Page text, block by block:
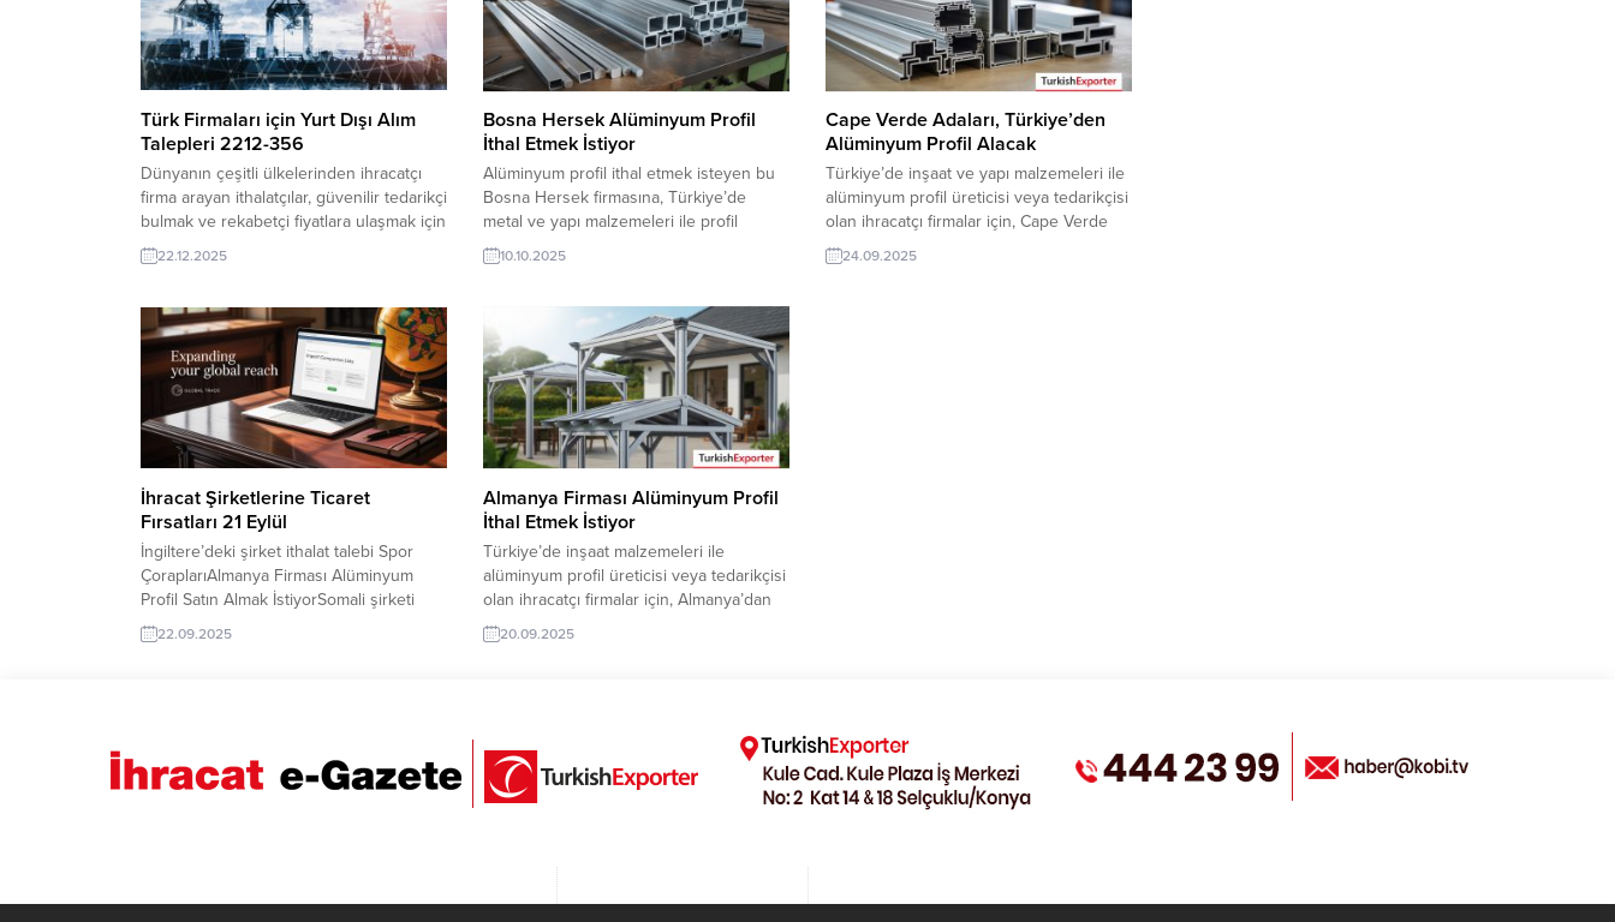
Giyim Ürünleri Talep...
ithalat...
Türkiye’den Mermer Teklifi Talep
EdiyorFransız Şirket, Silikon Mastik
Tedarikçisi...
Türk Firmaları için Yurt Dışı Alım
Talepleri 2212-356
Dünyanın çeşitli ülkelerinden ihracatçı
firma arayan ithalatçılar, güvenilir tedarikçi
bulmak ve rekabetçi fiyatlara ulaşmak için
TurkishExporter’ı tercih ediyor. Platform,
sektör bazlı alım taleplerini günlük olarak
hızlı ve doğru şekilde eşleştiriyor.
Aşağıda örnekleri inceleyiniz.Bugüne ait
tüm alım talepleri: Kolombiya Firması,
UHT Süt Pastörizatörü Almak
İstiyorİngiltere Firması,...
22.12.2025
Bosna Hersek Alüminyum Profil
İthal Etmek İstiyor
Alüminyum profil ithal etmek isteyen bu
Bosna Hersek firmasına, Türkiye’de
metal ve yapı malzemeleri ile profil
üreticisi veya tedarikçisi olan ihracatçı
firmalar teklif sunabilirler. Yeni bir ihracat
bilgilerine TurkishExporter VIP üyeleri ile
TE üyelik kredisi sahibi ihracat şirketleri
erişebilmektedir. ➤ Bu ithalat alım...
10.10.2025
Cape Verde Adaları, Türkiye’den
Alüminyum Profil Alacak
Türkiye’de inşaat ve yapı malzemeleri ile
alüminyum profil üreticisi veya tedarikçisi
olan ihracatçı firmalar için, Cape Verde
Adaları’ndan gelen alüminyum profil
ithalat talebi yeni bir ihracat pazarı fırsatı
24.09.2025
İhracat Şirketlerine Ticaret
Fırsatları 21 Eylül
İngiltere’deki şirket ithalat talebi Spor
ÇoraplarıAlmanya Firması Alüminyum
Profil Satın Almak İstiyorSomali şirketi
Yazıcı Kağıtları ithalat talebiGambiya
şirketi Sodyum Klorür ithalat talebiBAE
Eşyaları ithalat talebiAlmanya şirketi
Rafine Soya Yağı ithalat...
22.09.2025
Almanya Firması Alüminyum Profil
İthal Etmek İstiyor
Türkiye’de inşaat malzemeleri ile
alüminyum profil üreticisi veya tedarikçisi
olan ihracatçı firmalar için, Almanya’dan
gelen alüminyum profil ithalat talebi yeni
bir ihracat pazarı fırsatı sunuyor. Bu alım
ulaşabilirsiniz. Tüm Alüminyum Profil –
Levha İthalat...
20.09.2025